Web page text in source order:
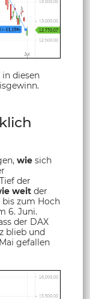
diesen
wie sich
der
weit der
bis zum Hoch
6. Juni.
der DAX
blieb und
gefallen